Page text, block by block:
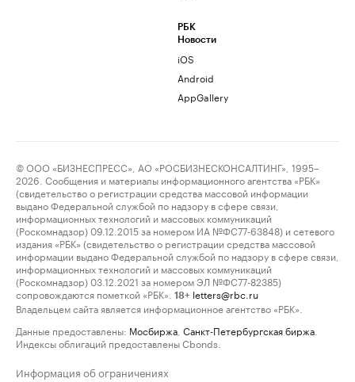
РБК
Новости
iOS
Android
AppGallery
© ООО «БИЗНЕСПРЕСС», АО «РОСБИЗНЕСКОНСАЛТИНГ», 1995–
2026. Сообщения и материалы информационного агентства «РБК»
(свидетельство о регистрации средства массовой информации
выдано Федеральной службой по надзору в сфере связи,
информационных технологий и массовых коммуникаций
(Роскомнадзор) 09.12.2015 за номером ИА №ФС77-63848) и сетевого
издания «РБК» (свидетельство о регистрации средства массовой
информации выдано Федеральной службой по надзору в сфере связи,
информационных технологий и массовых коммуникаций
(Роскомнадзор) 03.12.2021 за номером ЭЛ №ФС77-82385)
сопровождаются пометкой «РБК».
18+ letters@rbc.ru
Владельцем сайта является информационное агентство «РБК».
Данные предоставлены: Мосбиржа Санкт-Петербургская биржа
Индексы облигаций предоставлены Cbonds.
Информация об ограничениях